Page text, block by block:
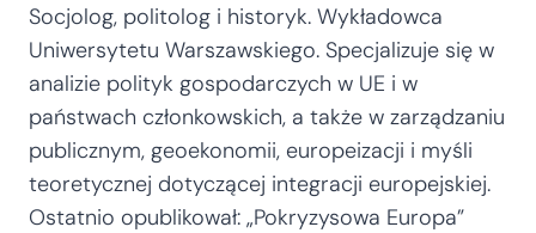
Socjolog, politolog i historyk. Wykładowca
Uniwersytetu Warszawskiego. Specjalizuje się w
analizie polityk gospodarczych w UE i w
państwach członkowskich, a także w zarządzaniu
publicznym, geoekonomii, europeizacji i myśli
teoretycznej dotyczącej integracji europejskiej.
Ostatnio opublikował: „Pokryzysowa Europa”